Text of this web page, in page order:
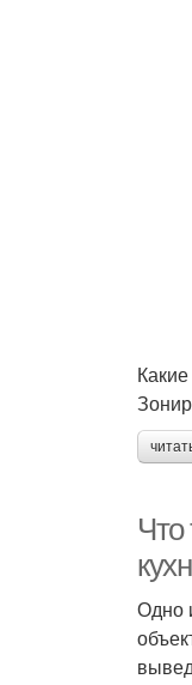
Что
Одно